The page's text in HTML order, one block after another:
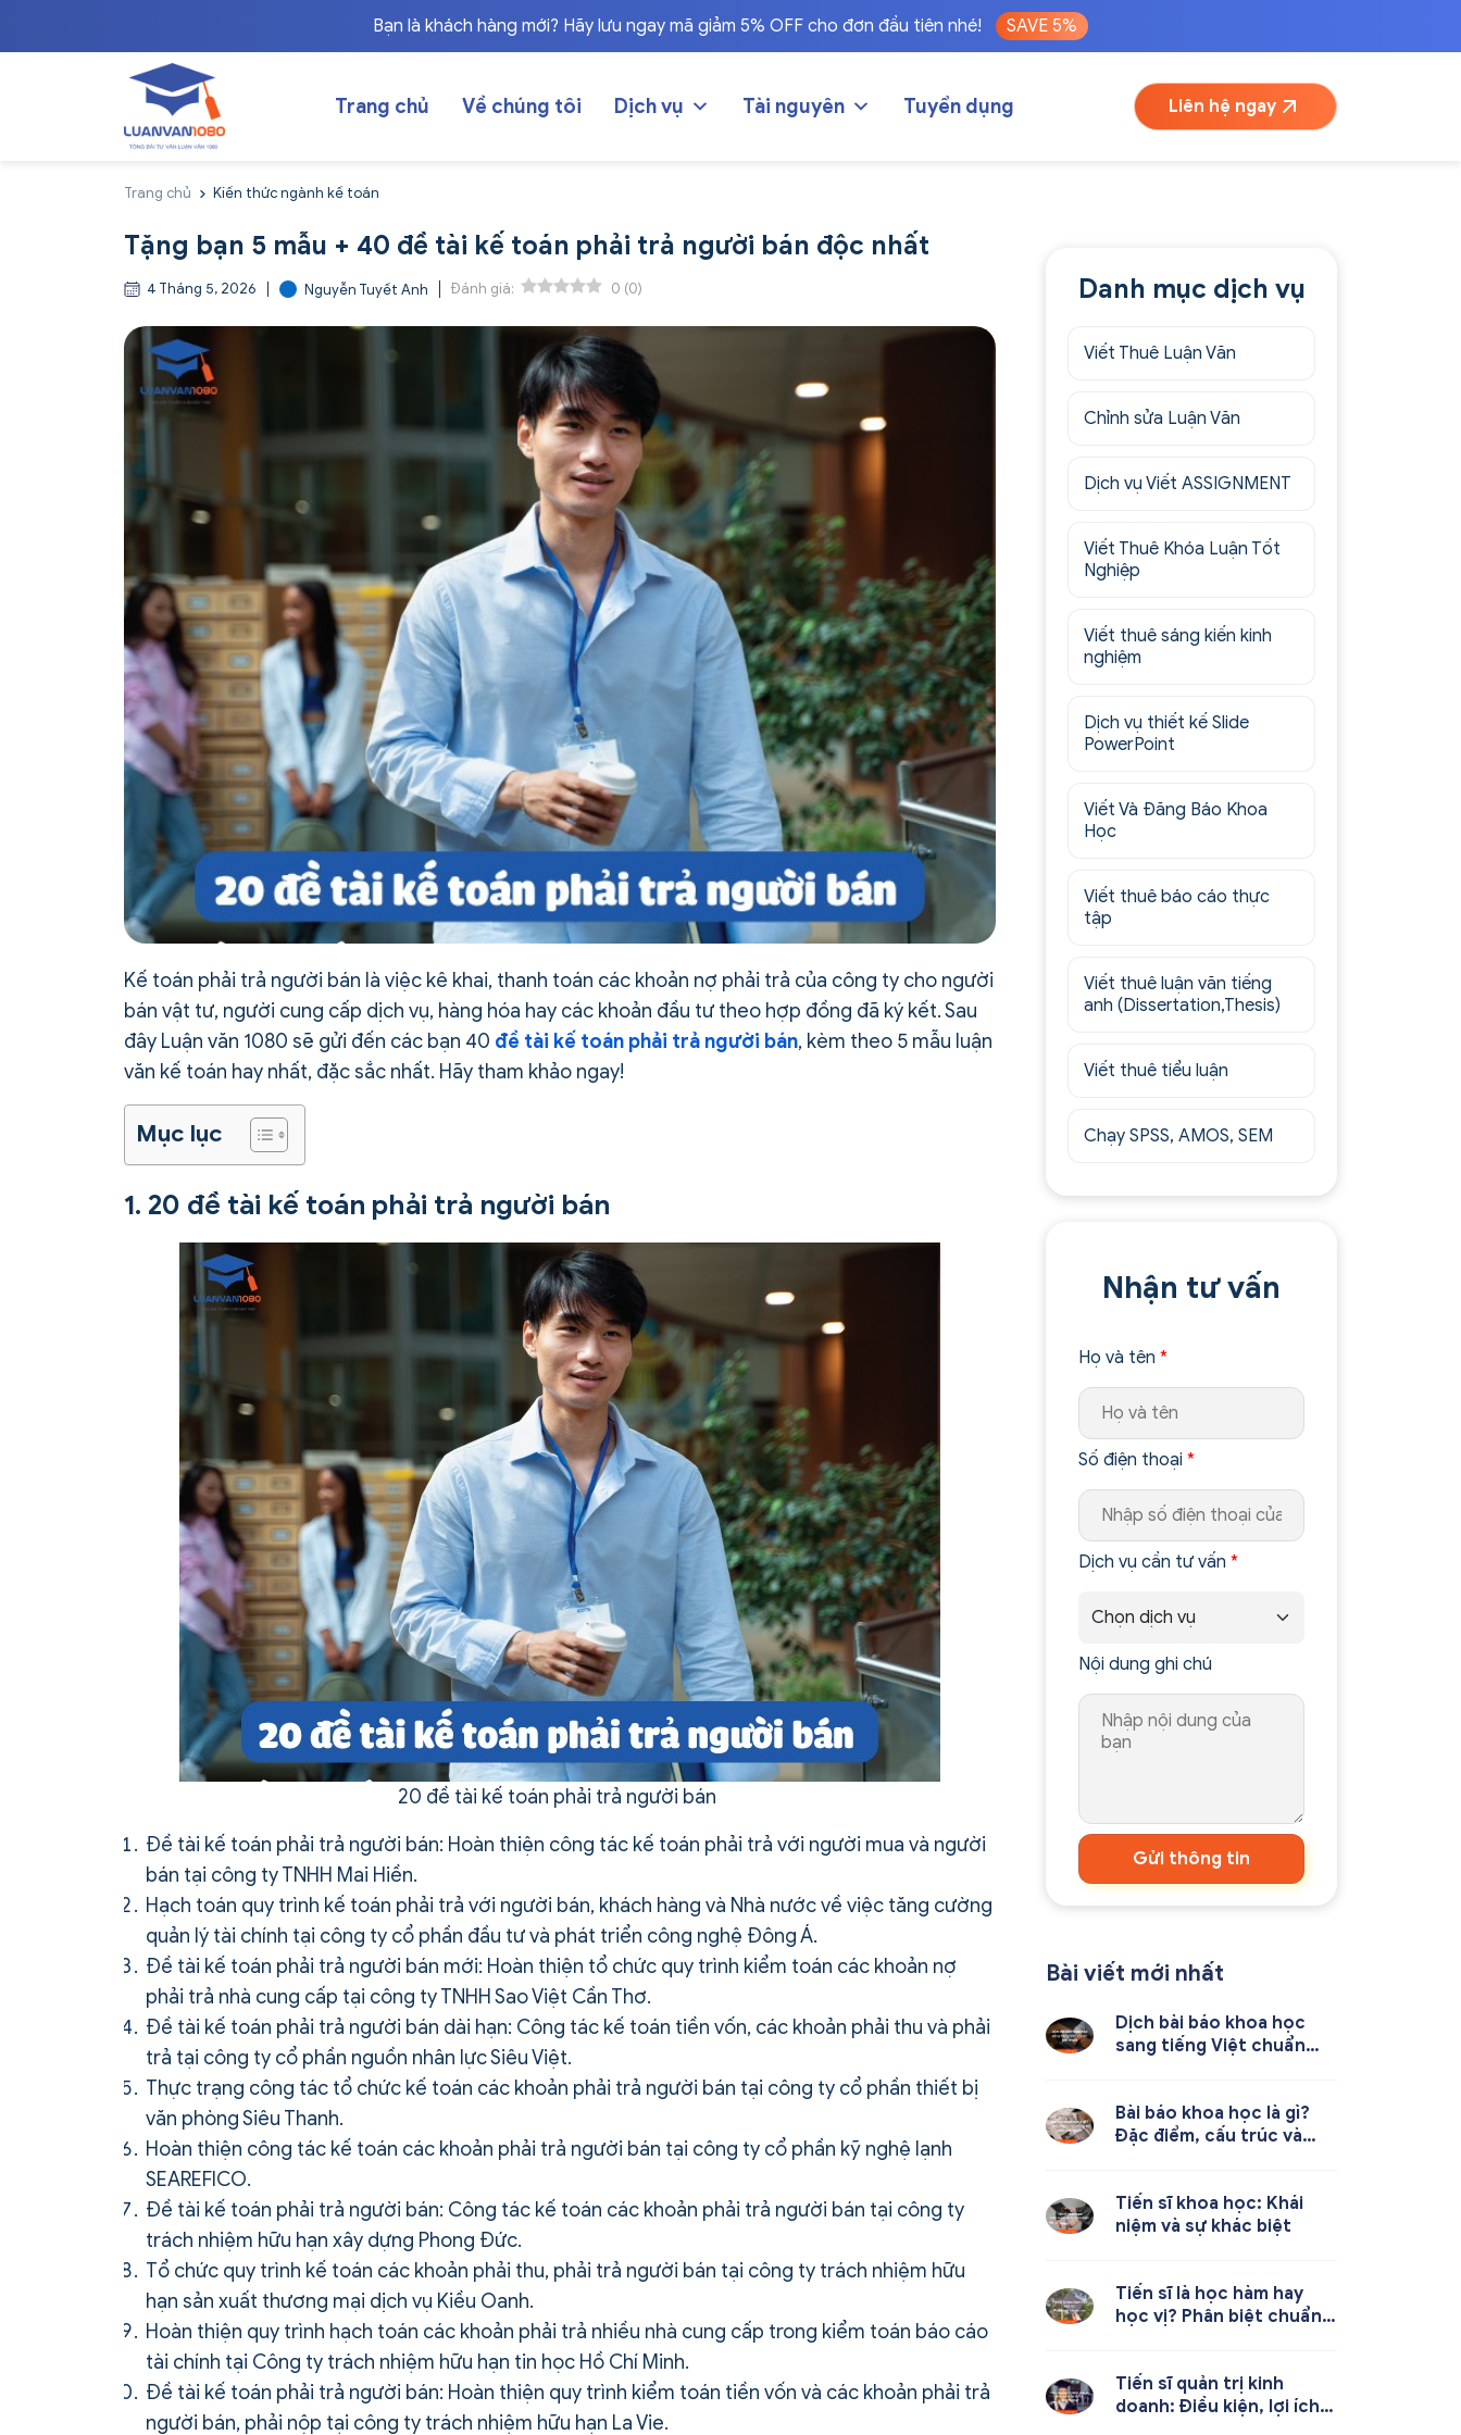
Bạn là khách hàng mới? Hãy lưu ngay mã giảm 5% OFF cho đơn đầu tiên nhé! SAVE 5%
Trang chủ Về chúng tôi Dịch vụ Tài nguyên Tuyển dụng Liên hệ ngay
Trang chủ Kiến thức ngành kế toán
Tặng bạn 5 mẫu + 40 đề tài kế toán phải trả người bán độc nhất
4 Tháng 5, 2026 Nguyễn Tuyết Anh Đánh giá: 0 (0)
Kế toán phải trả người bán là việc kê khai, thanh toán các khoản nợ phải trả của công ty cho người
bán vật tư, người cung cấp dịch vụ, hàng hóa hay các khoản đầu tư theo hợp đồng đã ký kết. Sau
đây Luận văn 1080 sẽ gửi đến các bạn 40 đề tài kế toán phải trả người bán, kèm theo 5 mẫu luận
văn kế toán hay nhất, đặc sắc nhất. Hãy tham khảo ngay!
Mục lục
1. 20 đề tài kế toán phải trả người bán
20 đề tài kế toán phải trả người bán
Đề tài kế toán phải trả người bán: Hoàn thiện công tác kế toán phải trả với người mua và người
bán tại công ty TNHH Mai Hiền.
Hạch toán quy trình kế toán phải trả với người bán, khách hàng và Nhà nước về việc tăng cường
quản lý tài chính tại công ty cổ phần đầu tư và phát triển công nghệ Đông Á.
Đề tài kế toán phải trả người bán mới: Hoàn thiện tổ chức quy trình kiểm toán các khoản nợ
phải trả nhà cung cấp tại công ty TNHH Sao Việt Cần Thơ.
Đề tài kế toán phải trả người bán dài hạn: Công tác kế toán tiền vốn, các khoản phải thu và phải
trả tại công ty cổ phần nguồn nhân lực Siêu Việt.
Thực trạng công tác tổ chức kế toán các khoản phải trả người bán tại công ty cổ phần thiết bị
văn phòng Siêu Thanh.
Hoàn thiện công tác kế toán các khoản phải trả người bán tại công ty cổ phần kỹ nghệ lạnh
SEAREFICO.
Đề tài kế toán phải trả người bán: Công tác kế toán các khoản phải trả người bán tại công ty
trách nhiệm hữu hạn xây dựng Phong Đức.
Tổ chức quy trình kế toán các khoản phải thu, phải trả người bán tại công ty trách nhiệm hữu
hạn sản xuất thương mại dịch vụ Kiều Oanh.
Hoàn thiện quy trình hạch toán các khoản phải trả nhiều nhà cung cấp trong kiểm toán báo cáo
tài chính tại Công ty trách nhiệm hữu hạn tin học Hồ Chí Minh.
Đề tài kế toán phải trả người bán: Hoàn thiện quy trình kiểm toán tiền vốn và các khoản phải trả
người bán, phải nộp tại công ty trách nhiệm hữu hạn La Vie.
Danh mục dịch vụ
Viết Thuê Luận Văn
Chỉnh sửa Luận Văn
Dịch vụ Viết ASSIGNMENT
Viết Thuê Khóa Luận Tốt
Nghiệp
Viết thuê sáng kiến kinh
nghiệm
Dịch vụ thiết kế Slide
PowerPoint
Viết Và Đăng Báo Khoa
Học
Viết thuê báo cáo thực
tập
Viết thuê luận văn tiếng
anh (Dissertation,Thesis)
Viết thuê tiểu luận
Chạy SPSS, AMOS, SEM
Nhận tư vấn
Họ và tên*
Số điện thoại*
Dịch vụ cần tư vấn*
Nội dung ghi chú
Gửi thông tin
Bài viết mới nhất
Dịch bài báo khoa học
sang tiếng Việt chuẩn
Bài báo khoa học là gì?
Đặc điểm, cấu trúc và
Tiến sĩ khoa học: Khái
niệm và sự khác biệt
Tiến sĩ là học hàm hay
học vị? Phân biệt chuẩn
Tiến sĩ quản trị kinh
doanh: Điều kiện, lợi ích